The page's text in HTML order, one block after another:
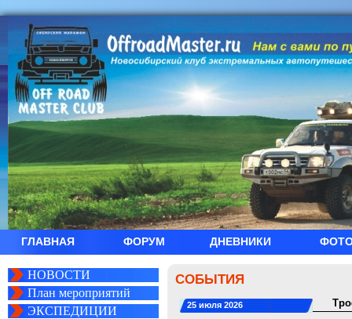
ГЛАВНАЯ ФОРУМ ДНЕВНИКИ
НОВОСТИ
План мероприятий
ЭКСПЕДИЦИИ
СОБЫТИЯ
25 июля 2026